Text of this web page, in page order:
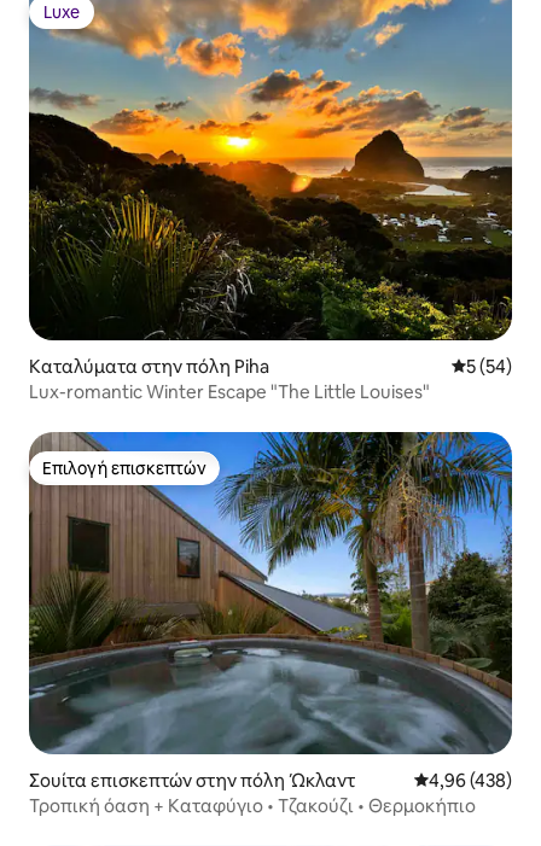
Luxe
Luxe
Καταλύματα στην πόλη Piha Μέση
5 (54)
Lux-romantic Winter Escape "The Little Louises"
Επιλογή επισκεπτών
Επιλογή επισκεπτών
Σουίτα επισκεπτών στην πόλη Ώκλαντ Μέση
4,96 (438)
Τροπική όαση + Καταφύγιο • Τζακούζι • Θερμοκήπιο